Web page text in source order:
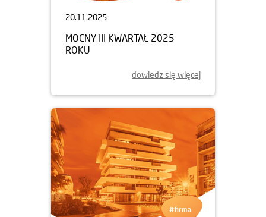
20.11.2025
MOCNY III KWARTAŁ 2025
ROKU
dowiedz się więcej